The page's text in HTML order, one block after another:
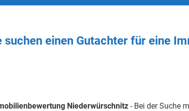
suchen einen Gutachter für eine
Niederwürschnitz- Bei der Suche